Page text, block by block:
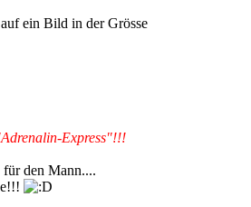
ein Bild in der Grösse
Express"!!!
den Mann....